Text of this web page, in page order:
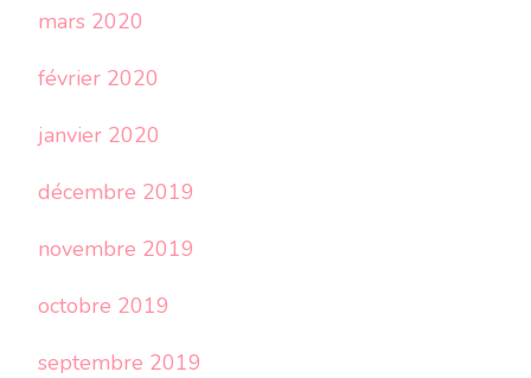
mars 2020
février 2020
janvier 2020
décembre 2019
novembre 2019
octobre 2019
septembre 2019